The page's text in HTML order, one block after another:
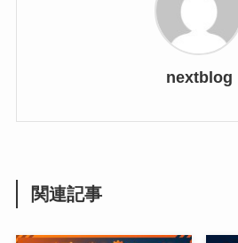
nextblog
関連記事